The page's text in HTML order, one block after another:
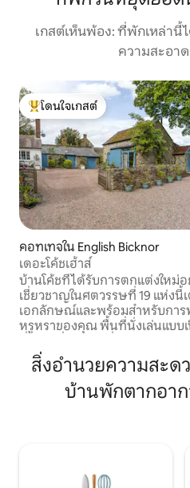
เกสต์เห็นพ้อง: ที่พักเหล่านี้
ความสะอา
โดนใจเกสต์ที่สุด
โดนใจเกสต์
คอทเทจใน English Bicknor
เดอะโค้ชเฮ้าส์
บ้านโค้ชที่ได้รับการตกแต่งใหม่อ
เชี่ยวชาญในศตวรรษที่ 19 แห่งนี้
เอกลักษณ์และพร้อมสำหรับกา
หรูหราของคุณ พื้นที่นั่งเล่นแบบเปิดโล่งมีวิว
สมาร์ททีวีขนาดใหญ่และบรอดแ
คุณภาพดีเพื่อความบันเทิง ห้องครัวมา
พร้อมกับเตาแม่เหล็กไฟฟ้าและเ
เครื่องล้างจานและเครื่องซักผ้า
นอนชั้นบนมีหน้าต่างกลมที่น่าปร
สิ่งอำนวยความสะ
บ้านพักตากอาก